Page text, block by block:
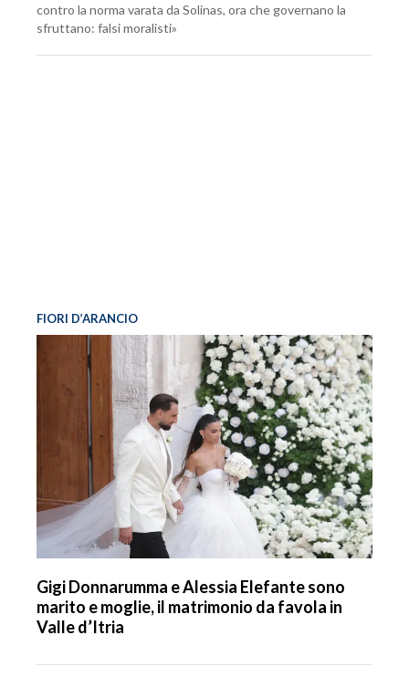
contro la norma varata da Solinas, ora che governano la
sfruttano: falsi moralisti»
FIORI D’ARANCIO
Gigi Donnarumma e Alessia Elefante sono
marito e moglie, il matrimonio da favola in
Valle d’Itria